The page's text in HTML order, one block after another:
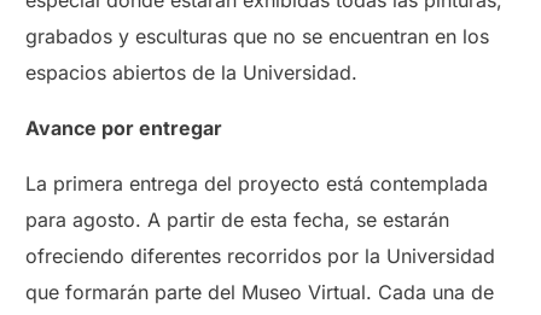
grabados y esculturas que no se encuentran en los
espacios abiertos de la Universidad.
Avance por entregar
La primera entrega del proyecto está contemplada
para agosto. A partir de esta fecha, se estarán
ofreciendo diferentes recorridos por la Universidad
que formarán parte del Museo Virtual. Cada una de